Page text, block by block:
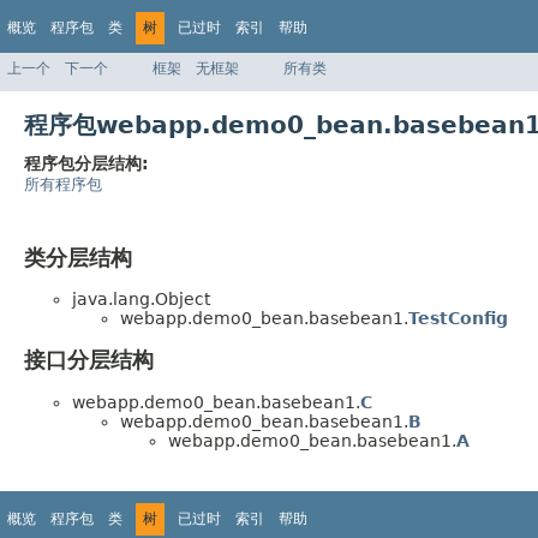
概览 程序包 类 树 已过时 索引 帮助
上一个 下一个 框架 无框架 所有类
程序包webapp.demo0_bean.basebean1
程序包分层结构:
所有程序包
类分层结构
java.lang.Object
webapp.demo0_bean.basebean1.TestConfig
接口分层结构
webapp.demo0_bean.basebean1.C
webapp.demo0_bean.basebean1.B
webapp.demo0_bean.basebean1.A
概览 程序包 类 树 已过时 索引 帮助